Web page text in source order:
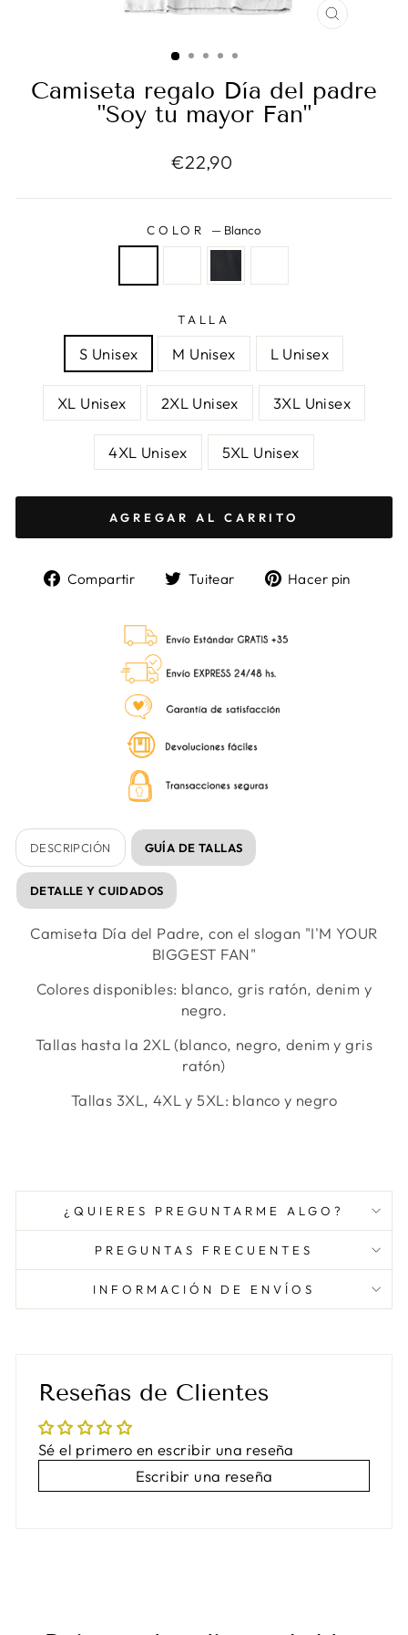
CERRAR
Camiseta regalo Día del padre
"Soy tu mayor Fan"
Precio
€22,90
COLOR — Blanco
TALLA
S Unisex M Unisex L Unisex
XL Unisex 2XL Unisex 3XL Unisex
4XL Unisex 5XL Unisex
AGREGAR AL CARRITO
Compartir
Compartir
Tuitear
TuitearHacer pin
DESCRIPCIÓN GUÍA DE TALLAS
DETALLE Y CUIDADOS
Camiseta Día del Padre, con el slogan "I'M YOUR
BIGGEST FAN"
Colores disponibles: blanco, gris ratón, denim y
negro.
Tallas hasta la 2XL (blanco, negro, denim y gris
ratón)
Tallas 3XL, 4XL y 5XL: blanco y negro
¿QUIERES PREGUNTARME ALGO?
PREGUNTAS FRECUENTES
INFORMACIÓN DE ENVÍOS
Reseñas de Clientes
Sé el primero en escribir una reseña
Escribir una reseña